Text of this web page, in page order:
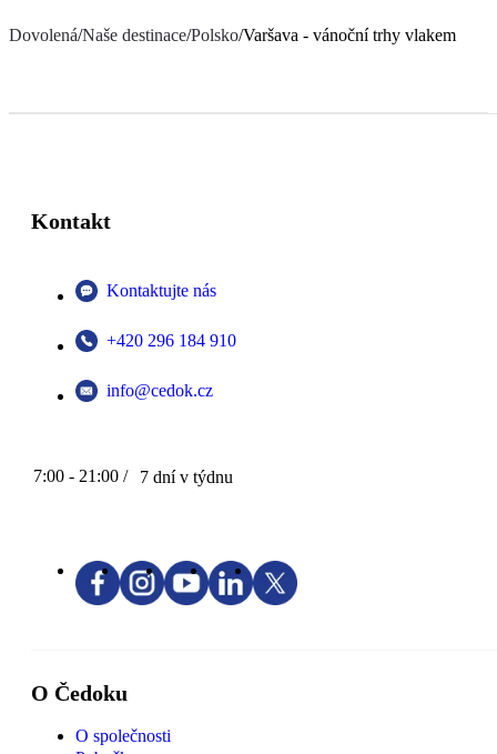
Dovolená/Naše destinace/Polsko/Varšava - vánoční trhy vlakem
Kontakt
Kontaktujte nás
+420 296 184 910
info@cedok.cz
7:00 - 21:00 / 7 dní v týdnu
O Čedoku
O společnosti